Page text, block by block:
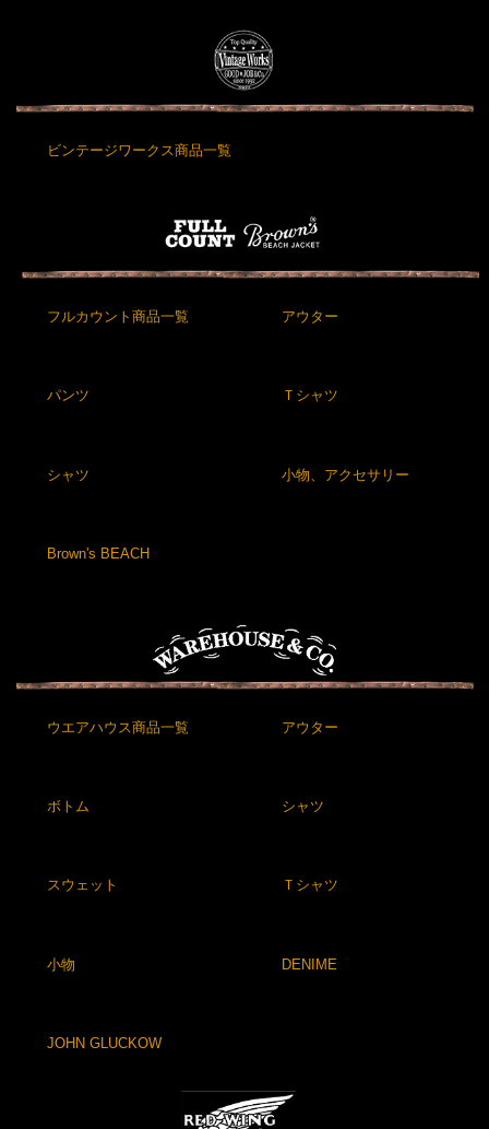
ビンテージワークス商品一覧
フルカウント商品一覧 アウター
パンツ Ｔシャツ
シャツ 小物、アクセサリー
Brown's BEACH
ウエアハウス商品一覧 アウター
ボトム シャツ
スウェット Ｔシャツ
小物 DENIME
JOHN GLUCKOW